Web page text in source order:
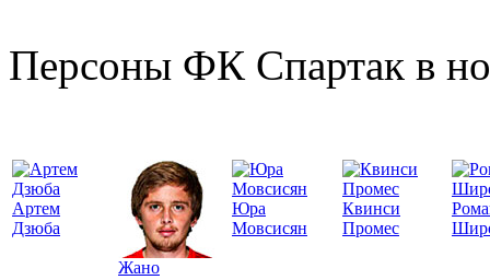
Персоны ФК Спартак в
Артем
Дзюба
Жано
Юра
Мовсисян
Квинси
Промес